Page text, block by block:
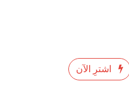
اشترِ الآن